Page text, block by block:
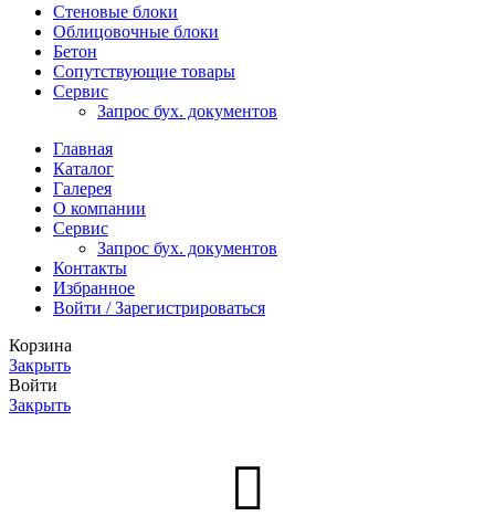
Стеновые блоки
Облицовочные блоки
Бетон
Сопутствующие товары
Сервис
Запрос бух. документов
Главная
Каталог
Галерея
О компании
Сервис
Запрос бух. документов
Контакты
Избранное
Войти / Зарегистрироваться
Корзина
Закрыть
Войти
Закрыть